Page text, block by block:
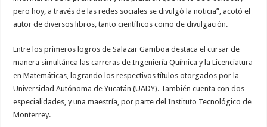
pero hoy, a través de las redes sociales se divulgó la noticia”, acotó el
autor de diversos libros, tanto científicos como de divulgación.
Entre los primeros logros de Salazar Gamboa destaca el cursar de
manera simultánea las carreras de Ingeniería Química y la Licenciatura
en Matemáticas, logrando los respectivos títulos otorgados por la
Universidad Autónoma de Yucatán (UADY). También cuenta con dos
especialidades, y una maestría, por parte del Instituto Tecnológico de
Monterrey.